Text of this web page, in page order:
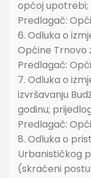
općoj
Predlagač:
6. Odluka o
Općine Trnovo
Predlagač:
7. Odluka o
izvršavanju
godinu;
Predlagač:
8. Odluka o
Urbanističkog
(skraćeni